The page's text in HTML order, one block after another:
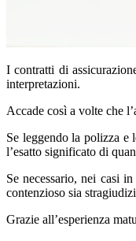
I contratti di
interpretazioni.
Accade così a volte che
Se leggendo la polizza e
l’esatto significato di
Se necessario, nei casi
contenzioso sia
Grazie all’esperienza